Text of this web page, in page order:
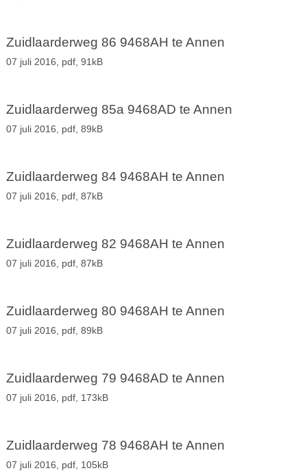
Zuidlaarderweg 86 9468AH te Annen
07 juli 2016, pdf, 91kB
Zuidlaarderweg 85a 9468AD te Annen
07 juli 2016, pdf, 89kB
Zuidlaarderweg 84 9468AH te Annen
07 juli 2016, pdf, 87kB
Zuidlaarderweg 82 9468AH te Annen
07 juli 2016, pdf, 87kB
Zuidlaarderweg 80 9468AH te Annen
07 juli 2016, pdf, 89kB
Zuidlaarderweg 79 9468AD te Annen
07 juli 2016, pdf, 173kB
Zuidlaarderweg 78 9468AH te Annen
07 juli 2016, pdf, 105kB